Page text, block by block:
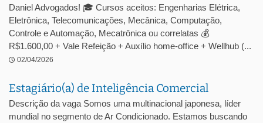
Daniel Advogados! 🎓 Cursos aceitos: Engenharias Elétrica,
Eletrônica, Telecomunicações, Mecânica, Computação,
Controle e Automação, Mecatrônica ou correlatas 💰
R$1.600,00 + Vale Refeição + Auxílio home-office + Wellhub (...
02/04/2026
Estagiário(a) de Inteligência Comercial
Descrição da vaga Somos uma multinacional japonesa, líder
mundial no segmento de Ar Condicionado. Estamos buscando